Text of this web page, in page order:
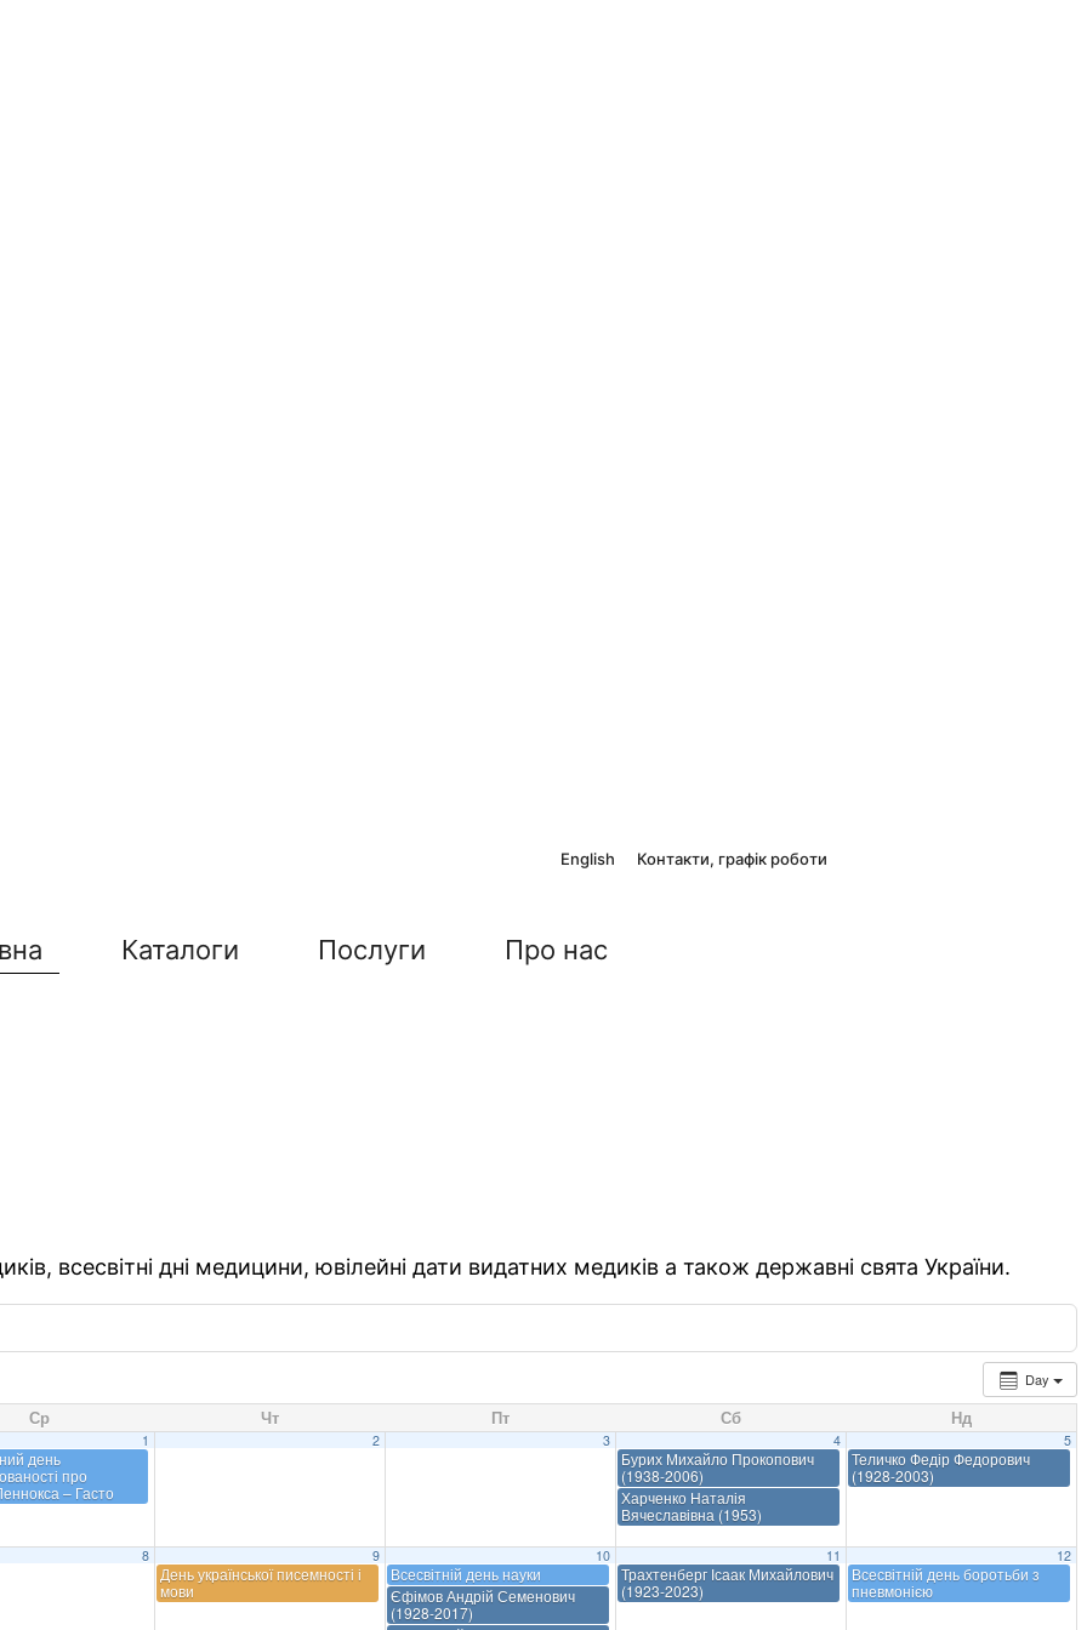
English Контакти, графік роботи
Каталоги Послуги Про нас
всесвітні дні медицини, ювілейні дати видатних медиків а також державні свята України.
Day
Ср Чт Пт Сб Нд
1
день
про
– Гасто
2 3 4
Бурих Михайло Прокопович
(1938-2006)
Харченко Наталія
Вячеславівна (1953)
5
Теличко Федір Федорович
(1928-2003)
8 9
День української писемності і
мови
10
Всесвітній день науки
Єфімов Андрій Семенович
(1928-2017)
11
Трахтенберг Ісаак Михайлович
(1923-2023)
12
Всесвітній день боротьби з
пневмонією